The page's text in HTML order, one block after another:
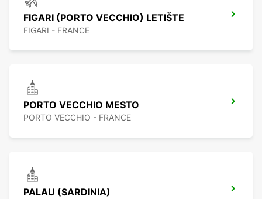
FIGARI (PORTO VECCHIO) LETIŠTE
FIGARI - FRANCE
PORTO VECCHIO MESTO
PORTO VECCHIO - FRANCE
PALAU (SARDINIA)